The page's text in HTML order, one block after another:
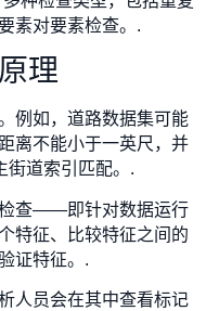
素对要素检查。.
理
例如，道路数据集可能
离不能小于一英尺，并
街道索引匹配。.
查——即针对数据运行
特征、比较特征之间的
证特征。.
人员会在其中查看标记